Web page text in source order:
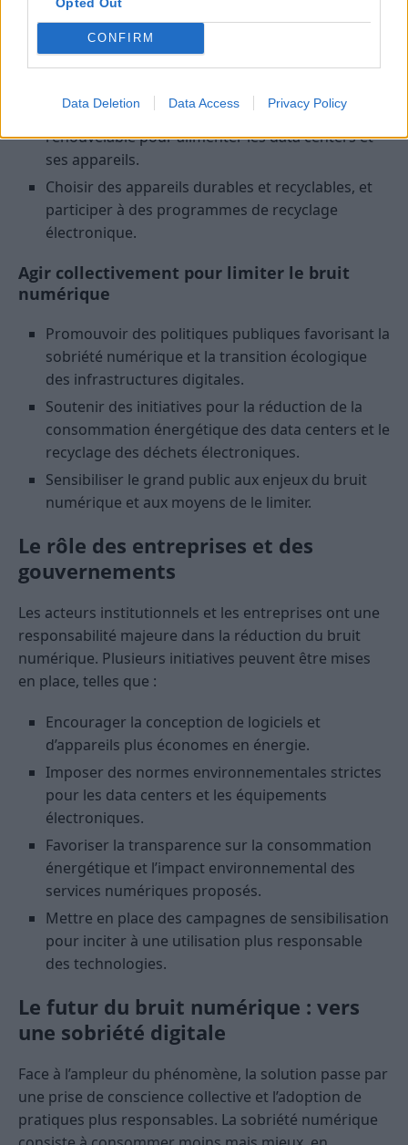
CONFIRM
Data Deletion Data Access Privacy Policy
Utiliser des outils pour limiter la consommation
d’énergie, comme la réduction de la luminosité ou
Privilégier des fournisseurs d’énergie
renouvelable pour alimenter les data centers et
ses appareils.
Choisir des appareils durables et recyclables, et
participer à des programmes de recyclage
électronique.
Agir collectivement pour limiter le bruit
numérique
Promouvoir des politiques publiques favorisant la
sobriété numérique et la transition écologique
des infrastructures digitales.
Soutenir des initiatives pour la réduction de la
consommation énergétique des data centers et le
recyclage des déchets électroniques.
Sensibiliser le grand public aux enjeux du bruit
numérique et aux moyens de le limiter.
Le rôle des entreprises et des
gouvernements
Les acteurs institutionnels et les entreprises ont une
responsabilité majeure dans la réduction du bruit
numérique. Plusieurs initiatives peuvent être mises
en place, telles que :
Encourager la conception de logiciels et
d’appareils plus économes en énergie.
Imposer des normes environnementales strictes
pour les data centers et les équipements
électroniques.
Favoriser la transparence sur la consommation
énergétique et l’impact environnemental des
services numériques proposés.
Mettre en place des campagnes de sensibilisation
pour inciter à une utilisation plus responsable
des technologies.
Le futur du bruit numérique : vers
une sobriété digitale
Face à l’ampleur du phénomène, la solution passe par
une prise de conscience collective et l’adoption de
pratiques plus responsables. La sobriété numérique